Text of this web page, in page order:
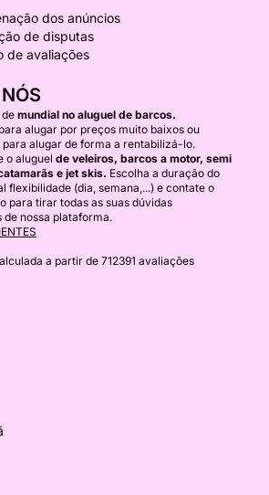
dos anúncios
de disputas
de avaliações
mundial no aluguel de barcos.
alugar por preços muito baixos ou
para alugar de forma a rentabilizá-lo.
o aluguel de veleiros, barcos a motor, semi
e jet skis. Escolha a duração do
flexibilidade (dia, semana,...) e contate o
para tirar todas as suas dúvidas
nossa plataforma.
a partir de 712391 avaliações